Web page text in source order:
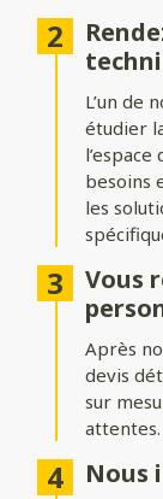
Une
besoins
Optez pour un
espace couvert à
adossé, idéal
fonctionnelle de
De
Personnalisez
Choisissez parmi
intégré, des
protection...
L’un de
étudier
besoins
les
Vous
Après
devis
sur
attentes.
Nous